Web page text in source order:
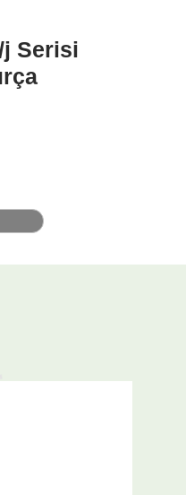
Serisi